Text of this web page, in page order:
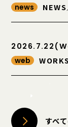
news
web
すべ